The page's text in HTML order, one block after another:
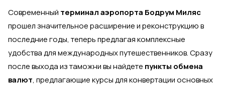
Современный терминал аэропорта Бодрум Миляс
прошел значительное расширение и реконструкцию в
последние годы, теперь предлагая комплексные
удобства для международных путешественников. Сразу
после выхода из таможни вы найдете пункты обмена
валют, предлагающие курсы для конвертации основных